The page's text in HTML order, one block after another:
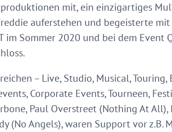
mit, ein einzigartiges
auferstehen und begeisterte
im Sommer 2020 und bei dem Event
– Live, Studio, Musical,
Corporate Events, Tourneen,
Paul Overstreet (Nothing At
(No Angels), waren Support vor z.B.